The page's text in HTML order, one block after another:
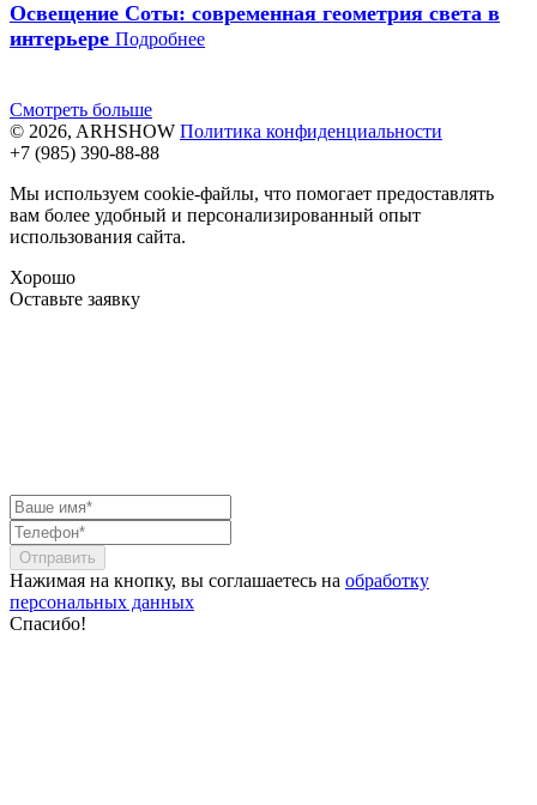
Освещение Соты: современная геометрия света в
интерьере Подробнее
Смотреть больше
© 2026, ARHSHOW Политика конфиденциальности
+7 (985) 390-88-88
Мы используем cookie-файлы, что помогает предоставлять
вам более удобный и персонализированный опыт
использования сайта.
Хорошо
Оставьте заявку
Отправить
Нажимая на кнопку, вы соглашаетесь на обработку
персональных данных
Спасибо!